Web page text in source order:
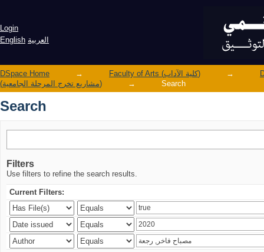
Login
English العربية
DSpace Home → Faculty of Arts (كلية الآداب)
→
(مشاريع تخرج المرحلة الجامعية)
→ Search
Search
Filters
Use filters to refine the search results.
Current Filters: